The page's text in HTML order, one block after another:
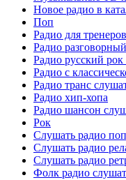
Новое радио в
Поп
Радио для
Радио
Радио русский рок
Радио с
Радио транс
Радио хип-хопа
Радио шансон
Рок
Слушать радио
Слушать радио
Слушать радио
Фолк радио